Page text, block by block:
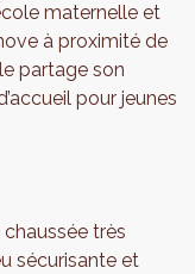
maternelle et
à proximité de
partage son
pour jeunes
chaussée très
sécurisante et